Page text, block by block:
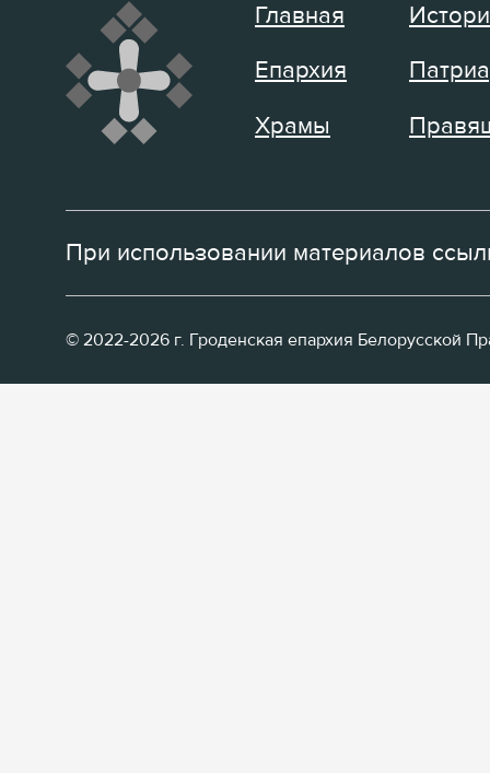
Главная
Епархия
Храмы
При использовании материалов
© 2022-2026 г. Гроденская епархия Белорусской